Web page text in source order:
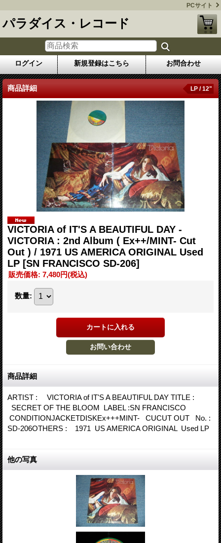
PCサイト
パラダイス・レコード
ログイン 新規登録はこちら お問合わせ
商品詳細 LP / 12"
VICTORIA of IT'S A BEAUTIFUL DAY -
VICTORIA : 2nd Album ( Ex++/MINT- Cut
Out ) / 1971 US AMERICA ORIGINAL Used
LP [SN FRANCISCO SD-206]
販売価格: 7,480円(税込)
数量:
商品詳細
ARTIST : VICTORIA of IT'S A BEAUTIFUL DAY TITLE :
SECRET OF THE BLOOM LABEL :SN FRANCISCO
CONDITIONJACKETDISKEx+++MINT- CUCUT OUT No. :
SD-206OTHERS : 1971 US AMERICA ORIGINAL Used LP
他の写真